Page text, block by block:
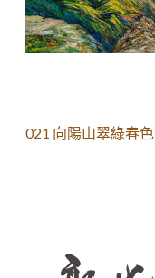
021 向陽山翠綠春色